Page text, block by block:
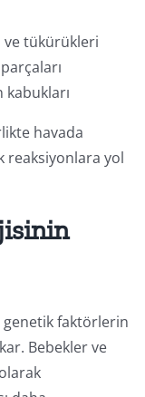
ve tükürükleri
havada
reaksiyonlara yol
genetik faktörlerin
Bebekler ve